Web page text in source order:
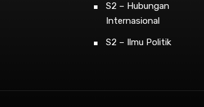
S2 – Hubungan
Internasional
S2 – Ilmu Politik